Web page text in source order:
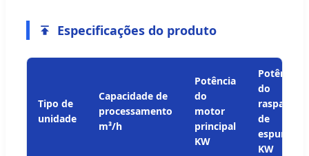
Especificações do produto
Tipo de
unidade
Capacidade de
processamento
m³/h
Potência
do
motor
principal
KW
Potência
do
raspador
de
espuma
KW